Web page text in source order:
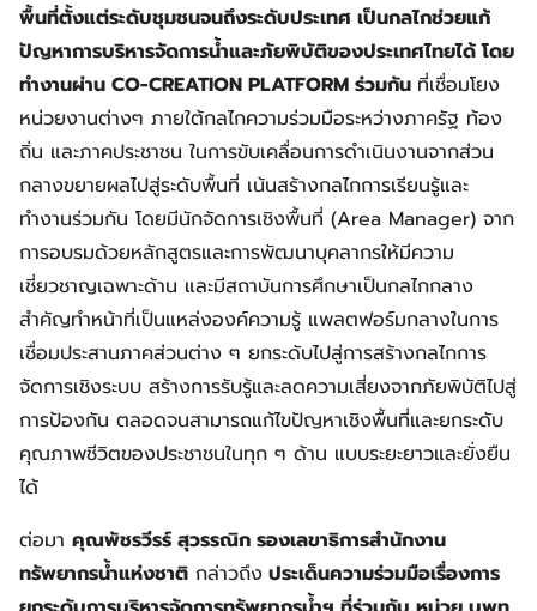
พื้นที่ตั้งแต่ระดับชุมชนจนถึงระดับประเทศ เป็นกลไกช่วยแก้
ปัญหาการบริหารจัดการน้ำและภัยพิบัติของประเทศไทยได้ โดย
ทำงานผ่าน CO-CREATION PLATFORM ร่วมกัน ที่เชื่อมโยง
หน่วยงานต่างๆ ภายใต้กลไกความร่วมมือระหว่างภาครัฐ ท้อง
ถิ่น และภาคประชาชน ในการขับเคลื่อนการดำเนินงานจากส่วน
กลางขยายผลไปสู่ระดับพื้นที่ เน้นสร้างกลไกการเรียนรู้และ
ทำงานร่วมกัน โดยมีนักจัดการเชิงพื้นที่ (Area Manager) จาก
การอบรมด้วยหลักสูตรและการพัฒนาบุคลากรให้มีความ
เชี่ยวชาญเฉพาะด้าน และมีสถาบันการศึกษาเป็นกลไกกลาง
สำคัญทำหน้าที่เป็นแหล่งองค์ความรู้ แพลตฟอร์มกลางในการ
เชื่อมประสานภาคส่วนต่าง ๆ ยกระดับไปสู่การสร้างกลไกการ
จัดการเชิงระบบ สร้างการรับรู้และลดความเสี่ยงจากภัยพิบัติไปสู่
การป้องกัน ตลอดจนสามารถแก้ไขปัญหาเชิงพื้นที่และยกระดับ
คุณภาพชีวิตของประชาชนในทุก ๆ ด้าน แบบระยะยาวและยั่งยืน
ได้
ต่อมา คุณพัชรวีรร์ สุวรรณิก รองเลขาธิการสำนักงาน
ทรัพยากรน้ำแห่งชาติ กล่าวถึง ประเด็นความร่วมมือเรื่องการ